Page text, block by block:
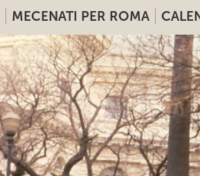
MECENATI PER ROMA